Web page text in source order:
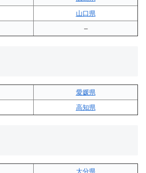
山口県
–
愛媛県
高知県
大分県